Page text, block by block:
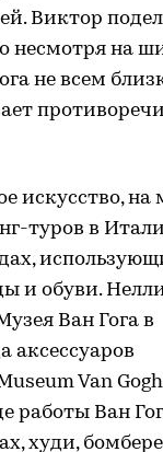
Виктор
несмотря на
не всем
искусство, на
туров в
и обуви.
Ван Гога в
аксессуаров
Van Gogh
работы Ван
худи,